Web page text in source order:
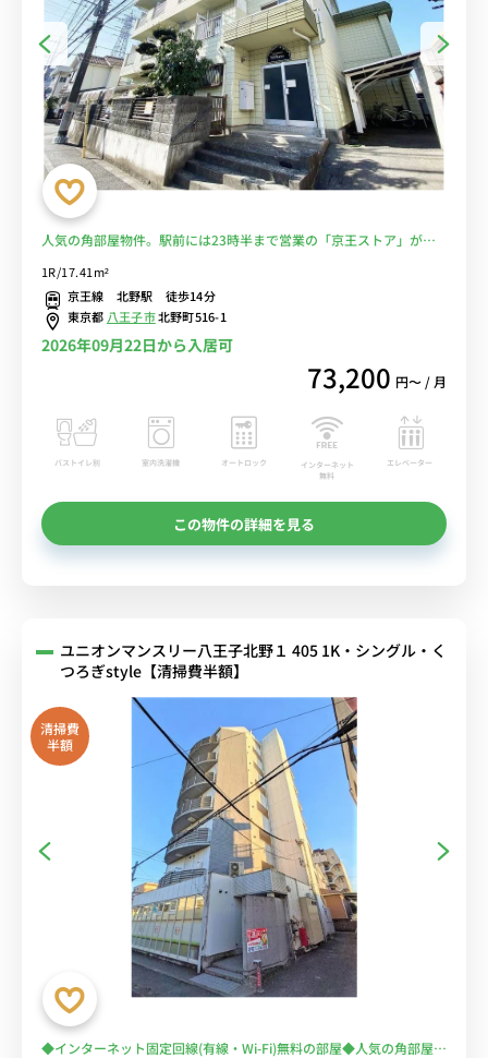
人気の角部屋物件。駅前には23時半まで営業の「京王ストア」があ
クセス可能■選べるWi-Fi格安レンタル中！
1R/17.41m²
京王線 北野駅 徒歩14分
東京都 八王子市北野町516-1
2026年09月22日から入居可
73,200 円〜 / 月
バストイレ別 室内洗濯機 オートロック
インターネット
無料
エレベーター
この物件の詳細を見る
ユニオンマンスリー八王子北野１ 405 1K・シングル・く
つろぎstyle【清掃費半額】
清掃費
半額
◆インターネット固定回線(有線・Wi-Fi)無料の部屋◆人気の角部屋＆